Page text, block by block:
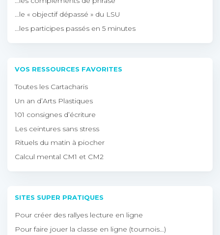
…le « objectif dépassé » du LSU
…les participes passés en 5 minutes
VOS RESSOURCES FAVORITES
Toutes les Cartacharis
Un an d’Arts Plastiques
101 consignes d’écriture
Les ceintures sans stress
Rituels du matin à piocher
Calcul mental CM1 et CM2
SITES SUPER PRATIQUES
Pour créer des rallyes lecture en ligne
Pour faire jouer la classe en ligne (tournois…)